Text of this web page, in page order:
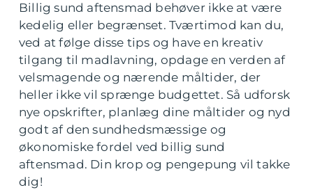
Billig sund aftensmad behøver ikke at være
kedelig eller begrænset. Tværtimod kan du,
ved at følge disse tips og have en kreativ
tilgang til madlavning, opdage en verden af
velsmagende og nærende måltider, der
heller ikke vil sprænge budgettet. Så udforsk
nye opskrifter, planlæg dine måltider og nyd
godt af den sundhedsmæssige og
økonomiske fordel ved billig sund
aftensmad. Din krop og pengepung vil takke
dig!